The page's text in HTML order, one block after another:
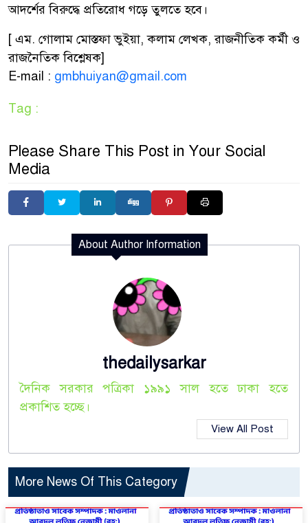
আদর্শের বিরুদ্ধে প্রতিরোধ গড়ে তুলতে হবে।
[ এম. গোলাম মোস্তফা ভুইয়া, কলাম লেখক, রাজনীতিক কর্মী ও
রাজনৈতিক বিশ্লেষক]
E-mail : gmbhuiyan@gmail.com
Tag :
Please Share This Post in Your Social
Media
About Author Information
thedailysarkar
দৈনিক সরকার পত্রিকা ১৯৯১ সাল হতে ঢাকা হতে
প্রকাশিত হচ্ছে।
View All Post
More News Of This Category